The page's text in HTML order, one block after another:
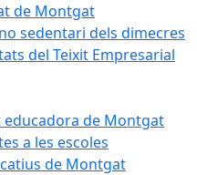
de Montgat
sedentari dels dimecres
del Teixit Empresarial
educadora de Montgat
a les escoles
de Montgat